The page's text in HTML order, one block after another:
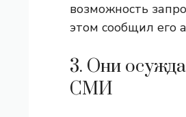
возможность
этом сообщил его
3. Они
СМИ